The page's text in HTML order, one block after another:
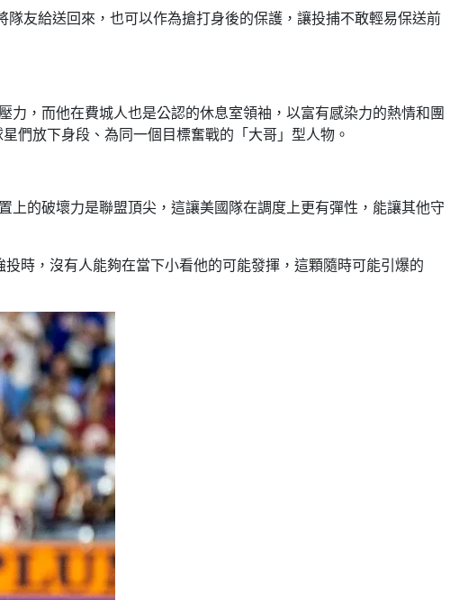
友給送回來，也可以作為搶打身後的保護，讓投捕不敢輕易保送前
，而他在費城人也是公認的休息室領袖，以富有感染力的熱情和團
們放下身段、為同一個目標奮戰的「大哥」型人物。
的破壞力是聯盟頂尖，這讓美國隊在調度上更有彈性，能讓其他守
時，沒有人能夠在當下小看他的可能發揮，這顆隨時可能引爆的